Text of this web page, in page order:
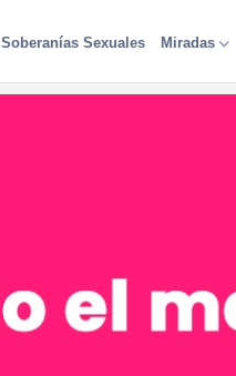
Soberanías Sexuales Miradas